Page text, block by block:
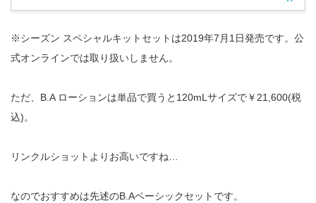
※シーズン スペシャルキットセットは2019年7月1日発売です。公
式オンラインでは取り扱いしません。
ただ、B.A ローションは単品で買うと120mLサイズで￥21,600(税
込)。
リンクルショットよりお高いですね…
なのでおすすめは先述のB.Aベーシックセットです。